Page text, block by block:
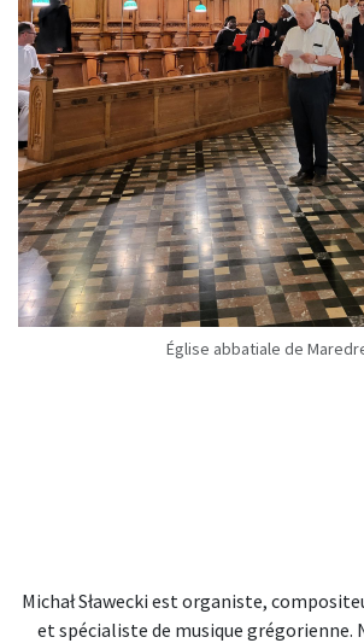
Église abbatiale de
Michał Sławecki est organiste,
et spécialiste de musique grégorienne.